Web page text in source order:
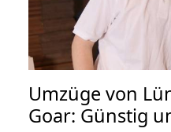
Umzüge von
Goar: Günstig